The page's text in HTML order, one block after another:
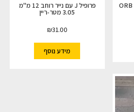
פרופיל J עם נייר רוחב 12 מ"מ
3.05 מטר-ריין
₪31.00
מידע נוסף